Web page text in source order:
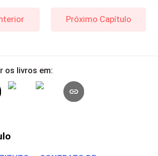
Próximo Capítulo
os livros em: